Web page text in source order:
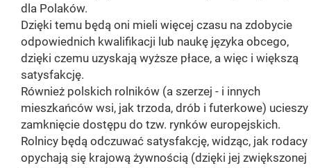
dla Polaków.
Dzięki temu będą oni mieli więcej czasu na zdobycie
odpowiednich kwalifikacji lub naukę języka obcego,
dzięki czemu uzyskają wyższe płace, a więc i większą
satysfakcję.
Również polskich rolników (a szerzej - i innych
mieszkańców wsi, jak trzoda, drób i futerkowe) ucieszy
zamknięcie dostępu do tzw. rynków europejskich.
Rolnicy będą odczuwać satysfakcję, widząc, jak rodacy
opychają się krajową żywnością (dzięki jej zwiększonej